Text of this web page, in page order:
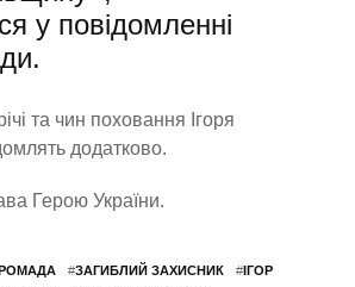
у повідомленні
та чин поховання Ігоря
додатково.
Герою України.
#ЗАГИБЛИЙ ЗАХИСНИК #ІГОР